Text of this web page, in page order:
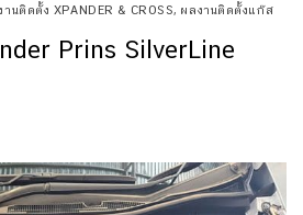
านติดตั้ง XPANDER & CROSS, ผลงานติดตั้งแก๊ส
Prins SilverLine